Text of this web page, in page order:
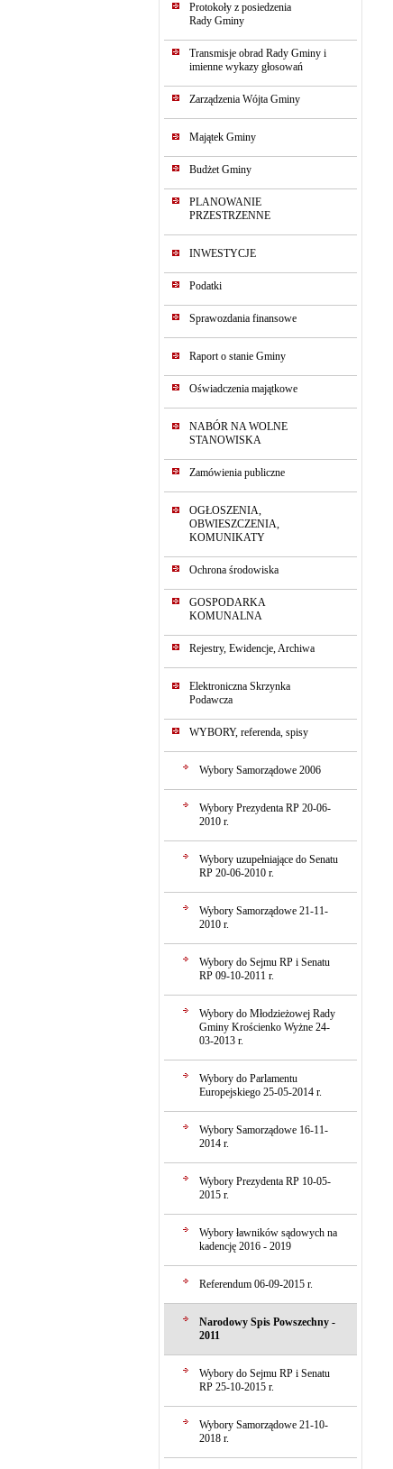
Protokoły z posiedzenia
Rady Gminy
Transmisje obrad Rady Gminy i
imienne wykazy głosowań
Zarządzenia Wójta Gminy
Majątek Gminy
Budżet Gminy
PLANOWANIE
PRZESTRZENNE
INWESTYCJE
Podatki
Sprawozdania finansowe
Raport o stanie Gminy
Oświadczenia majątkowe
NABÓR NA WOLNE
STANOWISKA
Zamówienia publiczne
OGŁOSZENIA,
OBWIESZCZENIA,
KOMUNIKATY
Ochrona środowiska
GOSPODARKA
KOMUNALNA
Rejestry, Ewidencje, Archiwa
Elektroniczna Skrzynka
Podawcza
WYBORY, referenda, spisy
Wybory Samorządowe 2006
Wybory Prezydenta RP 20-06-
2010 r.
Wybory uzupełniające do Senatu
RP 20-06-2010 r.
Wybory Samorządowe 21-11-
2010 r.
Wybory do Sejmu RP i Senatu
RP 09-10-2011 r.
Wybory do Młodzieżowej Rady
Gminy Krościenko Wyżne 24-
03-2013 r.
Wybory do Parlamentu
Europejskiego 25-05-2014 r.
Wybory Samorządowe 16-11-
2014 r.
Wybory Prezydenta RP 10-05-
2015 r.
Wybory ławników sądowych na
kadencję 2016 - 2019
Referendum 06-09-2015 r.
Narodowy Spis Powszechny -
2011
Wybory do Sejmu RP i Senatu
RP 25-10-2015 r.
Wybory Samorządowe 21-10-
2018 r.